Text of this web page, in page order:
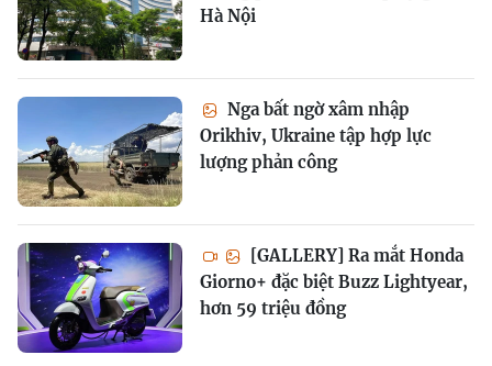
Hà Nội
Nga bất ngờ xâm nhập
Orikhiv, Ukraine tập hợp lực
lượng phản công
[GALLERY] Ra mắt Honda
Giorno+ đặc biệt Buzz Lightyear,
hơn 59 triệu đồng